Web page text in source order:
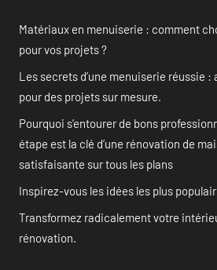
Matériaux en menuiserie : comment
pour vos projets ?
Les secrets d’une menuiserie réussie
pour des projets sur mesure.
Pourquoi s’entourer de bons
étape est la clé d’une rénovation de
satisfaisante sur tous les plans
Inspirez-vous les idées les plus
Transformez radicalement votre
rénovation.